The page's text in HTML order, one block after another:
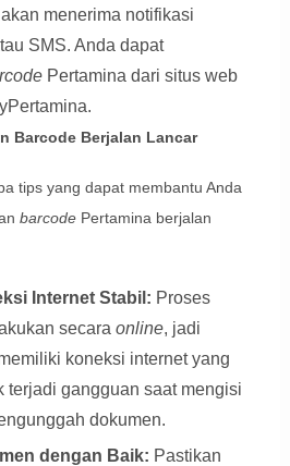
menerima notifikasi
SMS. Anda dapat
Pertamina dari situs web
Barcode Berjalan Lancar
tips yang dapat membantu Anda
barcodePertamina berjalan
Internet Stabil: Proses
secara online, jadi
koneksi internet yang
terjadi gangguan saat mengisi
dokumen.
dengan Baik: Pastikan